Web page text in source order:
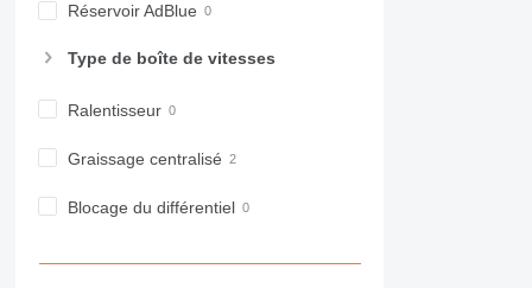
992
CB
D series
F-series
Réservoir AdBlue
Type de boîte de vitesses
Ralentisseur
Graissage centralisé
Blocage du différentiel